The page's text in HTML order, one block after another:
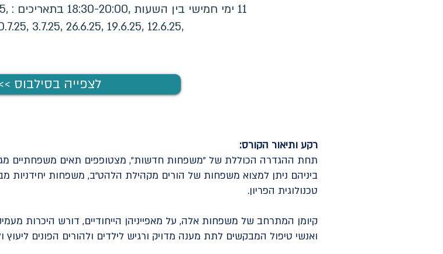
11 ימי חמישי בין השעות ,18:30-20:00 בתאריכים : ,8.5.25 ,15.5.24 ,22.5.25 ,29.5.25
,12.6.25 ,19.6.25 ,26.6.25 ,3.7.25 ,10.7.25 ,17.7.25 .24.7.25
<< לצפייה בסילבוס
רקע ותיאור הקורס:
תחת ההגדרה הכוללת של "משפחות חדשות", מצטופפים תאים משפחתיים
ביניהם ניתן למצוא משפחות של הורים מקהילת הלהט"ב, משפחות יחידניות
טכנולוגית הפריון.
קיומן המתרחב של משפחות אלה, על מאפייניהן הייחודיים, דורש היכרות
ואנשי טיפול המבקשים לתת מענה מדויק ורגיש לילדים ולהורים הפונים ליעוץ